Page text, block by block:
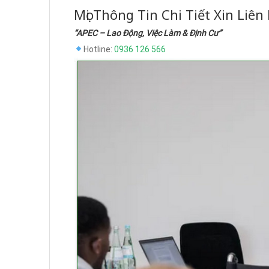
Mọi Thông Tin Chi Tiết Xin Liên
“APEC – Lao Động, Việc Làm & Định Cư”
Hotline: 0936 126 566